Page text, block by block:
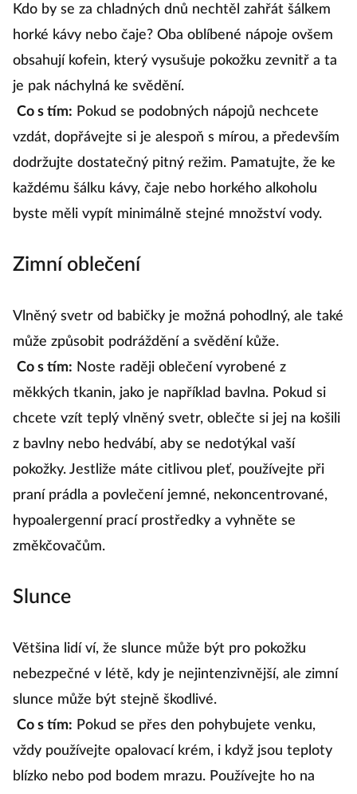
Kdo by se za chladných dnů nechtěl zahřát šálkem
horké kávy nebo čaje? Oba oblíbené nápoje ovšem
obsahují kofein, který vysušuje pokožku zevnitř a ta
je pak náchylná ke svědění.
Co s tím: Pokud se podobných nápojů nechcete
vzdát, dopřávejte si je alespoň s mírou, a především
dodržujte dostatečný pitný režim. Pamatujte, že ke
každému šálku kávy, čaje nebo horkého alkoholu
byste měli vypít minimálně stejné množství vody.
Zimní oblečení
Vlněný svetr od babičky je možná pohodlný, ale také
může způsobit podráždění a svědění kůže.
Co s tím: Noste raději oblečení vyrobené z
měkkých tkanin, jako je například bavlna. Pokud si
chcete vzít teplý vlněný svetr, oblečte si jej na košili
z bavlny nebo hedvábí, aby se nedotýkal vaší
pokožky. Jestliže máte citlivou pleť, používejte při
praní prádla a povlečení jemné, nekoncentrované,
hypoalergenní prací prostředky a vyhněte se
změkčovačům.
Slunce
Většina lidí ví, že slunce může být pro pokožku
nebezpečné v létě, kdy je nejintenzivnější, ale zimní
slunce může být stejně škodlivé.
Co s tím: Pokud se přes den pohybujete venku,
vždy používejte opalovací krém, i když jsou teploty
blízko nebo pod bodem mrazu. Používejte ho na